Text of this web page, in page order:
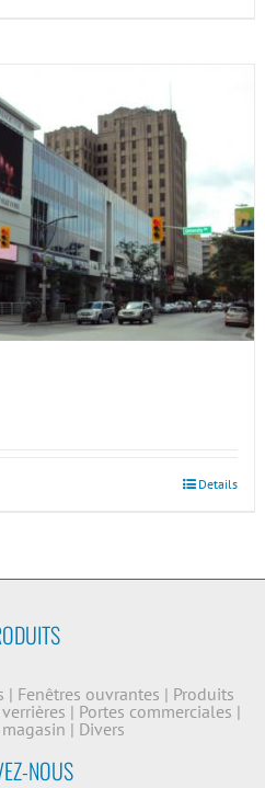
Details
| Fenêtres ouvrantes | Produits
| Portes commerciales |
| Divers
NOUS